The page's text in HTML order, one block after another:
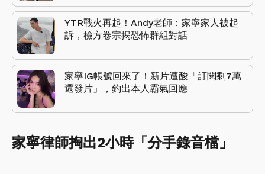
YTR戰火再起！Andy老師：家寧家人被起
訴，檢方卷宗揭恐怖群組對話
家寧IG帳號回來了！新片遭酸「訂閱剩7萬
還發片」，釣出本人霸氣回應
家寧律師掏出2小時「分手錄音檔」